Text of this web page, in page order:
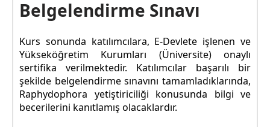
Belgelendirme Sınavı
Kurs sonunda katılımcılara, E-Devlete işlenen ve
Yükseköğretim Kurumları (Üniversite) onaylı
sertifika verilmektedir. Katılımcılar başarılı bir
şekilde belgelendirme sınavını tamamladıklarında,
Raphydophora yetiştiriciliği konusunda bilgi ve
becerilerini kanıtlamış olacaklardır.